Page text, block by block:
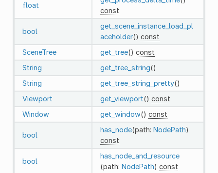
float
const
bool
get_scene_instance_load_pl
aceholder() const
SceneTree
get_tree() const
String
get_tree_string()
String
get_tree_string_pretty()
Viewport
get_viewport() const
Window
get_window() const
bool
has_node(path: NodePath)
const
bool
has_node_and_resource
(path: NodePath) const